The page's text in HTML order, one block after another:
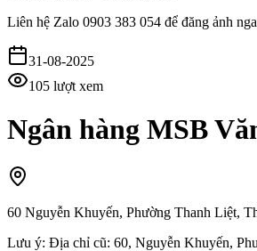
Liên hệ Zalo 0903 383 054 để đăng ảnh
31-08-2025
105 lượt xem
Ngân hàng MSB
60 Nguyễn Khuyến, Phường Thanh Liệt,
Lưu ý: Địa chỉ cũ: 60, Nguyễn Khuyến,